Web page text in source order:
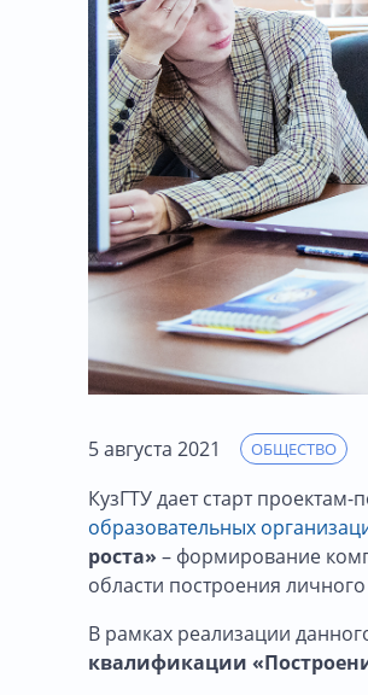
5 августа 2021 ОБЩЕСТВО
КузГТУ дает старт проектам-
образовательных
роста» – формирование
области построения
В рамках реализации
квалификации